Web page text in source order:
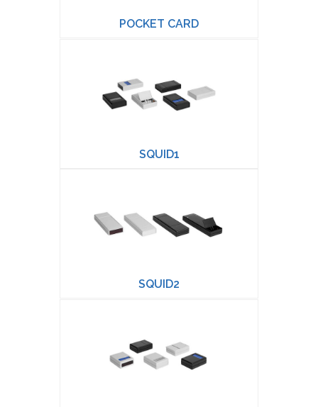
POCKET CARD
SQUID1
SQUID2